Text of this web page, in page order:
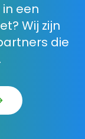
een
Wij zijn
die